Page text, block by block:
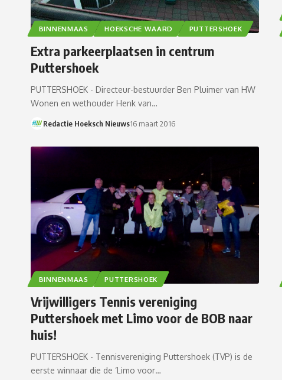
BINNENMAAS HOEKSCHE WAARD PUTTERSHOEK
Extra parkeerplaatsen in centrum
Puttershoek
PUTTERSHOEK - Directeur-bestuurder Ben Pluimer van HW
Wonen en wethouder Henk van…
Redactie Hoeksch Nieuws16 maart 2016
BINNENMAAS PUTTERSHOEK
Vrijwilligers Tennis vereniging
Puttershoek met Limo voor de BOB naar
huis!
PUTTERSHOEK - Tennisvereniging Puttershoek (TVP) is de
eerste winnaar die de ‘Limo voor…